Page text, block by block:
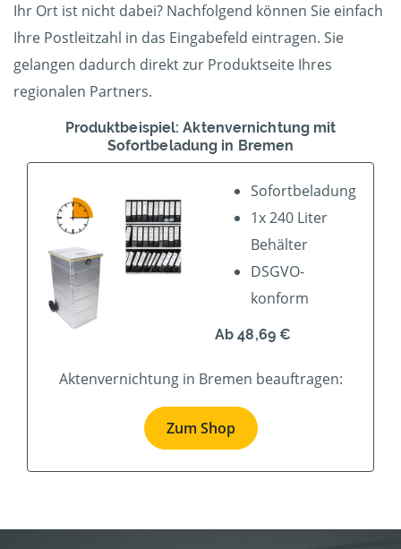
Ihr Ort ist nicht dabei? Nachfolgend können Sie einfach
Ihre Postleitzahl in das Eingabefeld eintragen. Sie
gelangen dadurch direkt zur Produktseite Ihres
regionalen Partners.
Produktbeispiel: Aktenvernichtung mit
Sofortbeladung in Bremen
Sofortbeladung
1x 240 Liter
Behälter
DSGVO-
konform
Ab 48,69 €
Aktenvernichtung in Bremen beauftragen:
Zum Shop